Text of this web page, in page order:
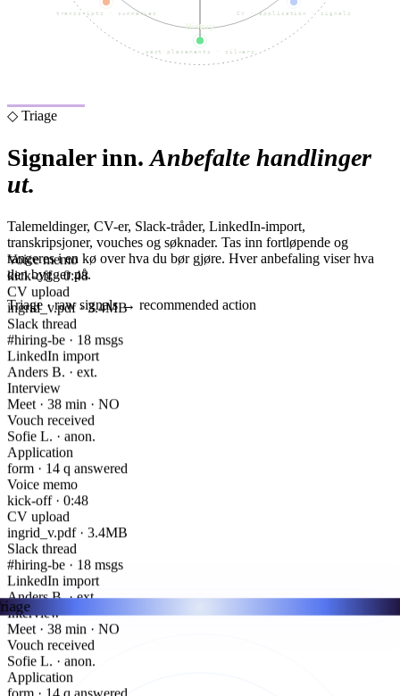
CV · application · signals
History
past placements · silvers
transcripts · summaries
◇ Triage
Signaler inn. Anbefalte handlinger
ut.
Talemeldinger, CV-er, Slack-tråder, LinkedIn-import,
transkripsjoner, vouches og søknader. Tas inn fortløpende og
rangeres i en kø over hva du bør gjøre. Hver anbefaling viser hva
den bygger på.
Triage · raw signals → recommended action
Voice memo
kick-off · 0:48
CV upload
ingrid_v.pdf · 3.4MB
Slack thread
#hiring-be · 18 msgs
LinkedIn import
Anders B. · ext.
Interview
Meet · 38 min · NO
Vouch received
Sofie L. · anon.
Application
form · 14 q answered
Voice memo
kick-off · 0:48
CV upload
ingrid_v.pdf · 3.4MB
Slack thread
#hiring-be · 18 msgs
LinkedIn import
Anders B. · ext.
Interview
Meet · 38 min · NO
Vouch received
Sofie L. · anon.
Application
form · 14 q answered
Triage